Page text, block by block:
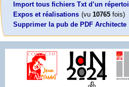
Import tous fichiers Txt d’un
Expos et réalisations (vu 10765 fois)
Supprimer la pub de PDF Architecte